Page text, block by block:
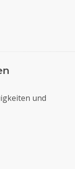
und